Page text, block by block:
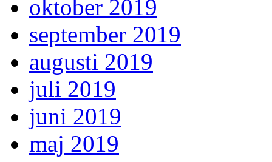
oktober 2019
september 2019
augusti 2019
juli 2019
juni 2019
maj 2019